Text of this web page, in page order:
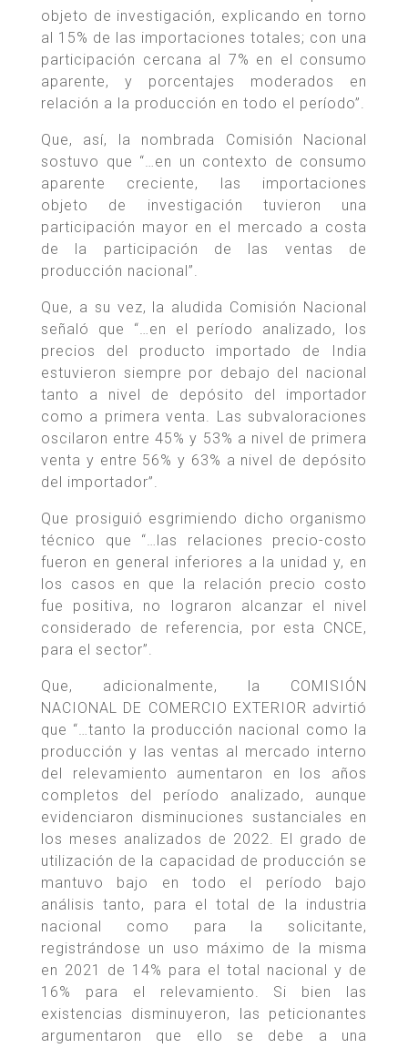
objeto de investigación, explicando en torno
al 15% de las importaciones totales; con una
participación cercana al 7% en el consumo
aparente, y porcentajes moderados en
relación a la producción en todo el período”.
Que, así, la nombrada Comisión Nacional
sostuvo que “…en un contexto de consumo
aparente creciente, las importaciones
objeto de investigación tuvieron una
participación mayor en el mercado a costa
de la participación de las ventas de
producción nacional”.
Que, a su vez, la aludida Comisión Nacional
señaló que “…en el período analizado, los
precios del producto importado de India
estuvieron siempre por debajo del nacional
tanto a nivel de depósito del importador
como a primera venta. Las subvaloraciones
oscilaron entre 45% y 53% a nivel de primera
venta y entre 56% y 63% a nivel de depósito
del importador”.
Que prosiguió esgrimiendo dicho organismo
técnico que “…las relaciones precio-costo
fueron en general inferiores a la unidad y, en
los casos en que la relación precio costo
fue positiva, no lograron alcanzar el nivel
considerado de referencia, por esta CNCE,
para el sector”.
Que, adicionalmente, la COMISIÓN
NACIONAL DE COMERCIO EXTERIOR advirtió
que “…tanto la producción nacional como la
producción y las ventas al mercado interno
del relevamiento aumentaron en los años
completos del período analizado, aunque
evidenciaron disminuciones sustanciales en
los meses analizados de 2022. El grado de
utilización de la capacidad de producción se
mantuvo bajo en todo el período bajo
análisis tanto, para el total de la industria
nacional como para la solicitante,
registrándose un uso máximo de la misma
en 2021 de 14% para el total nacional y de
16% para el relevamiento. Si bien las
existencias disminuyeron, las peticionantes
argumentaron que ello se debe a una